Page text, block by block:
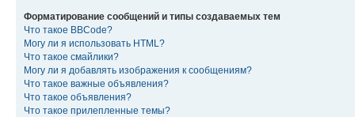
Форматирование сообщений и типы создаваемых тем
Что такое BBCode?
Могу ли я использовать HTML?
Что такое смайлики?
Могу ли я добавлять изображения к сообщениям?
Что такое важные объявления?
Что такое объявления?
Что такое прилепленные темы?